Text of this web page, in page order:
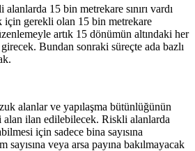
15 bin metrekare sınırı vardı
gerekli olan 15 bin metrekare
artık 15 dönümün altındaki her
Bundan sonraki süreçte ada bazlı
alanlar ve yapılaşma bütünlüğünün
ilan edilebilecek. Riskli alanlarda
için sadece bina sayısına
sayısına veya arsa payına bakılmayacak